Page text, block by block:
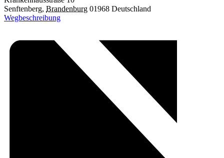
Senftenberg, Brandenburg 01968 Deutschland
Wegbeschreibung